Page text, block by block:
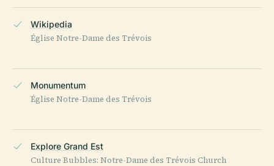
Wikipedia
Église Notre-Dame des Trévois
Monumentum
Église Notre-Dame des Trévois
Explore Grand Est
Culture Bubbles: Notre-Dame des Trévois Church